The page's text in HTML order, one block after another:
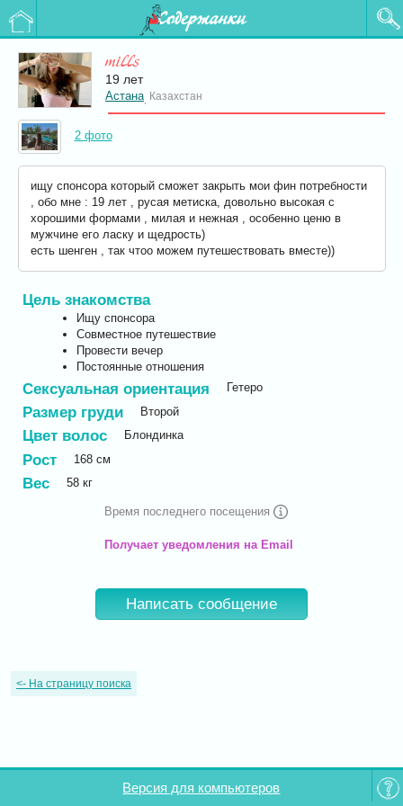
Содержанки
mills
19 лет
Астана Казахстан
2 фото
ищу спонсора который сможет закрыть мои фин потребности
, обо мне : 19 лет , русая метиска, довольно высокая с
хорошими формами , милая и нежная , особенно ценю в
мужчине его ласку и щедрость)
есть шенген , так чтоо можем путешествовать вместе))
Цель знакомства
Ищу спонсора
Совместное путешествие
Провести вечер
Постоянные отношения
Сексуальная ориентация Гетеро
Размер груди Второй
Цвет волос Блондинка
Рост 168 см
Вес 58 кг
Время последнего посещения
Получает уведомления на Email
Написать сообщение
<- На страницу поиска
Версия для компьютеров